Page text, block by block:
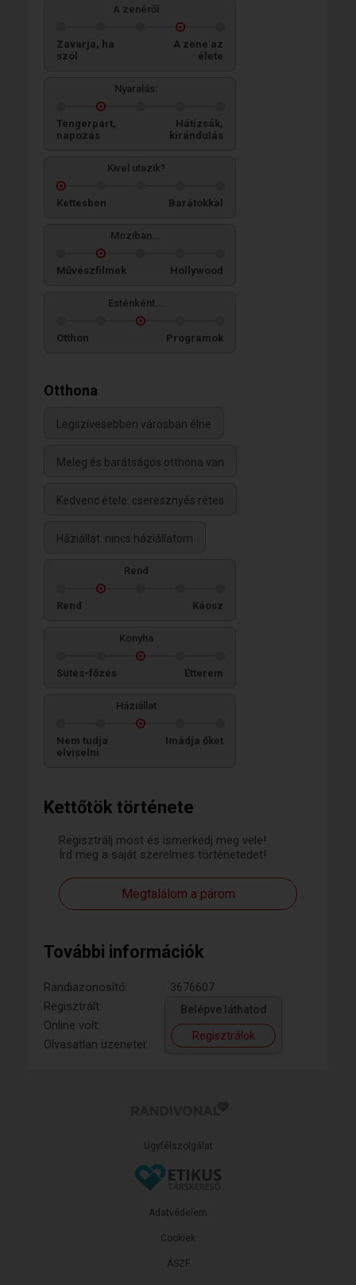
Kettőtök története
Regisztrálj most és ismerkedj meg vele!
Írd meg a saját szerelmes történetedet!
Megtalálom a párom
További információk
Randiazonosító:
3676607
Regisztrált:
Online volt:
Olvasatlan üzenetei:
Belépve láthatod
Regisztrálok
A zenéről
Zavarja, ha
szól
A zene az
élete
Nyaralás:
Tengerpart,
napozás
Hátizsák,
kirándulás
Kivel utazik?
Kettesben Barátokkal
Moziban...
Művészfilmek Hollywood
Esténként...
Otthon Programok
Otthona
Legszívesebben városban élne
Meleg és barátságos otthona van
Kedvenc étele: cseresznyés rétes
Háziállat: nincs háziállatom
Rend
Rend Káosz
Konyha
Sütés-főzés Étterem
Háziállat
Nem tudja
elviselni
Imádja őket
Ügyfélszolgálat
ÁSZF
Adatvédelem
Cookiek